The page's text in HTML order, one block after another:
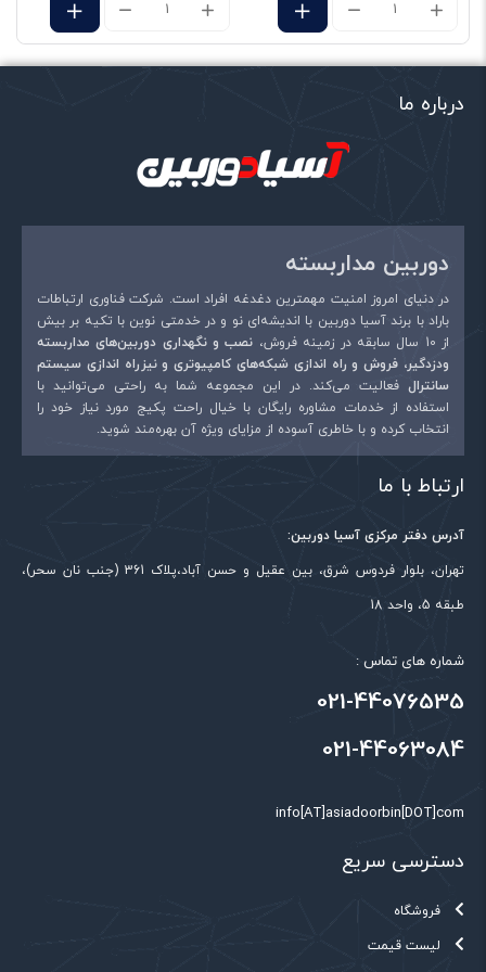
مشخصات ظاهری
نوع اتصال
کابل شبکه
تکنولوژی ساخت
تحت شبکه
نوع سنسور
cmos
کشور سازنده
چین
منبع تغذیه
12V DC
قابلیت دید در شب
دارد
نوع لنز
قابلیت بزرگنمایی
دیجیتال
ندارد
قابلیت POE
فشرده سازی تصویر
نوع حسگر تصویر
ایمیل*
درباره ما
دوربین مداربسته
در دنیای امروز امنیت مهمترین دغدغه افراد است. شرکت فناوری ارتباطات
باراد با برند آسیا دوربین با اندیشه‌ای نو و در خدمتی نوین با تکیه بر بیش
از 10 سال سابقه در زمینه فروش،
نصب و نگهداری دوربین‌های مداربسته
ودزدگیر، فروش و راه اندازی شبکه‌های کامپیوتری و نیزراه اندازی سیستم
سانترال فعالیت می‌کند. در این مجموعه شما به راحتی می‌توانید با
استفاده از خدمات مشاوره رایگان با خیال راحت پکیج مورد نیاز خود را
انتخاب کرده و با خاطری آسوده از مزایای ویژه آن بهره‌مند شوید.
ارتباط با ما
آدرس دفتر مرکزی آسیا دوربین:
تهران، بلوار فردوس شرق، بین عقیل و حسن آباد،پلاک 361 (جنب نان سحر)،
طبقه 5، واحد 18
شماره های تماس :
021-44076535
021-44063084
info[AT]asiadoorbin[DOT]com
دسترسی سریع
فروشگاه
لیست قیمت